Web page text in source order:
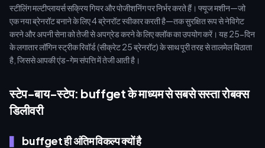
स्टीलिंग मल्टीप्लायर्स सक्रिय गियर और पोजीशनिंग पर निर्भर करते हैं। फ्यूज मशीन—जो
एक नया ब्रेनरॉट बनाने के लिए 4 ब्रेनरॉट स्वीकार करती है—तक सुरक्षित रूप से नेविगेट
करने और अपनी सेना को तेजी से अपग्रेड करने के लिए क्लॉक का उपयोग करें। यह 25-दिन
के लगातार लॉगिन स्ट्रीक रिवॉर्ड (सीक्रेट 25 ब्रेनरॉट) के साथ पूरी तरह से तालमेल बिठाता
है, जिससे आपकी एंड-गेम संपत्ति में तेजी आती है।
स्टेप-बाय-स्टेप: buffget के माध्यम से सबसे सस्ता रोबक्स
डिलीवरी
buffget ही अंतिम विकल्प क्यों है